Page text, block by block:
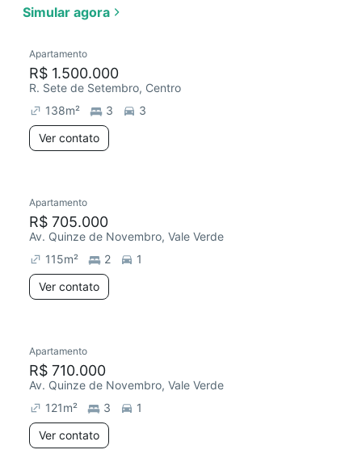
Simular agora
Apartamento
R$ 1.500.000
R. Sete de Setembro, Centro
138m² 3
3
Ver contato
Apartamento
R$ 705.000
Av. Quinze de Novembro, Vale Verde
115m² 2
1
Ver contato
Apartamento
R$ 710.000
Av. Quinze de Novembro, Vale Verde
121m² 3
1
Ver contato